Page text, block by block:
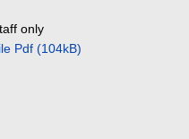
only
Pdf (104kB)